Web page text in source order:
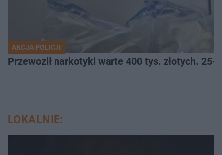
AKCJA POLICJI
Przewoził narkotyki warte 400 tys. złotych.
LOKALNIE: